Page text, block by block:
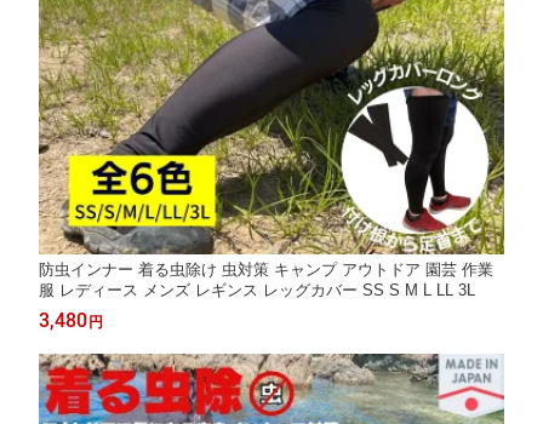
防虫インナー 着る虫除け 虫対策 キャンプ アウトドア 園芸 作業
服 レディース メンズ レギンス レッグカバー SS S M L LL 3L
3,480 円